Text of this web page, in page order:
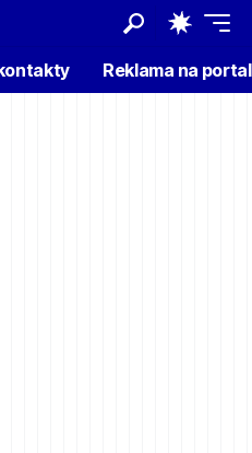
Reklama na